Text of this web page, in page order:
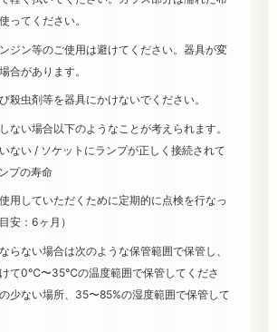
ってください。
ジン等のご使用は避けてください。器具が変
合があります。
殺虫剤等を器具にかけないでください。
ない場合以下のようなことが考えられます。
ない / ソケットにランプが正しく接続されて
プの寿命
用していただくために定期的に点検を行なっ
安：6ヶ月）
らない場合は次のような保管範囲で保管し、
て0℃〜35℃の温度範囲で保管してくださ
少ない場所、35〜85%の湿度範囲で保管して